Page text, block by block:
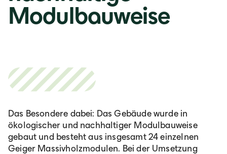
Modulbauweise
Das Besondere dabei: Das Gebäude wurde in
ökologischer und nachhaltiger Modulbauweise
gebaut und besteht aus insgesamt 24 einzelnen
Geiger Massivholzmodulen. Bei der Umsetzung
România
Lb. română